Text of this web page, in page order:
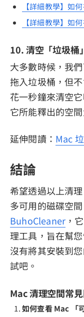
【詳細教學】如
【詳細教學】如
10. 清空「垃圾桶」
大多數時候，我
拖入垃圾桶，但
花一秒鐘來清空
它所能釋出的空間
延伸閱讀： Mac
結論
希望透過以上清
多可用的磁碟空
BuhoCleaner ，
理工具，旨在幫
沒有將其安裝到
試吧。
Mac 清理空間常
如何查看 Mac 「